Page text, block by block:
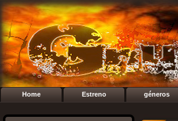
Home Estreno géneros